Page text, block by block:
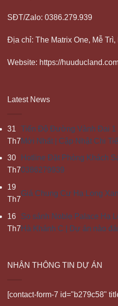
SĐT/Zalo: 0386.279.939
Địa chỉ: The Matrix One, Mễ
Website: https://
Latest News
31
Th7
Tiến Độ Đường Vành Đai 1
Mới Nhất | Cập Nhật Chi
30
Th7
Hotline Đặt Phòng Khách
0386279939
19
Th7
Giá Chung Cư Hạ Long
16
Th7
So sánh Noble Palace Hạ
Hà Khánh C | Dự án nào
NHẬN THÔNG TIN DỰ ÁN
[contact-form-7 id="b279c58"